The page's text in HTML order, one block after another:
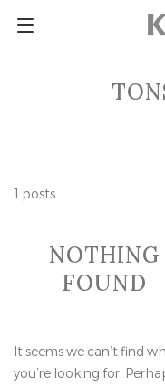
1 posts
NOTHING
FOUND
It seems we can’t find
you’re looking for.